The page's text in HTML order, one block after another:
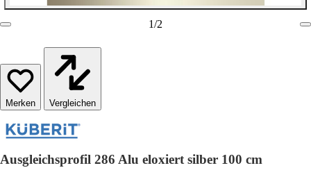
1/2
Vergleichen
Ausgleichsprofil 286 Alu eloxiert silber 100 cm